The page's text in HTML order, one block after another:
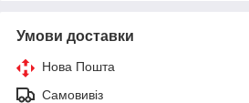
Умови доставки
Нова Пошта
Самовивіз